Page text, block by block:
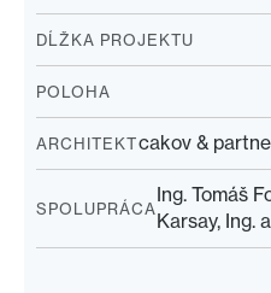
DĹŽKA PROJEKTU
POLOHA
ARCHITEKTcakov &
SPOLUPRÁCA
Ing. Tomáš
Karsay, Ing.